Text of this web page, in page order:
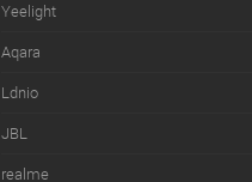
Yeelight
Aqara
Ldnio
JBL
realme